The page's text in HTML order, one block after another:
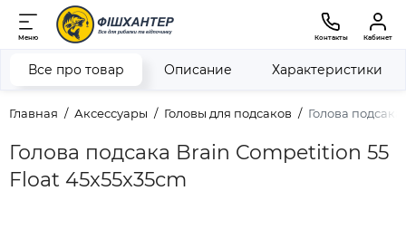
Меню Контакты Кабинет
Главная Аксессуары Головы для подсаков Голова
Голова подсака Brain Competition 55
Float 45x55x35cm
Все про товар Описание Характеристики